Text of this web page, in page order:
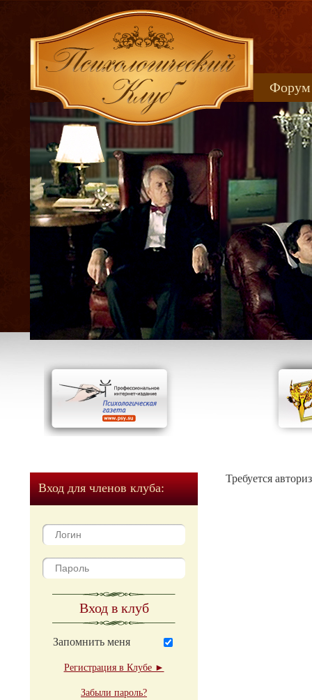
Форум
Вход для членов клуба:
Вход в клуб
Запомнить меня
Регистрация в Клубе ►
Забыли пароль?
Требуется